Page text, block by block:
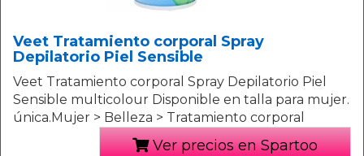
Veet Tratamiento corporal Spray
Depilatorio Piel Sensible
Veet Tratamiento corporal Spray Depilatorio Piel
Sensible multicolour Disponible en talla para mujer.
única.Mujer > Belleza > Tratamiento corporal
Ver precios en Spartoo